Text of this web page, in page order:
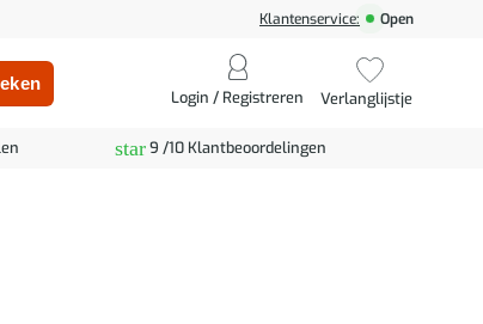
Klantenservice: Open
Login / Registreren Verlanglijstje
star9 /10 Klantbeoordelingen